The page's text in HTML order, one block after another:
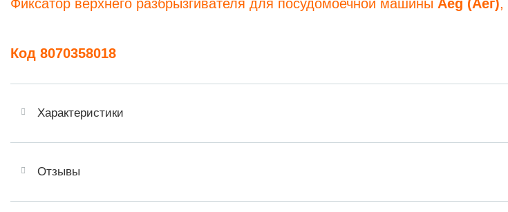
Фиксатор верхнего разбрызгивателя для посудомоечной машины Aeg (Аег),
Код 8070358018
Характеристики
Отзывы